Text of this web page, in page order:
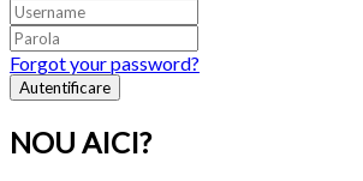
Forgot your password?
NOU AICI?